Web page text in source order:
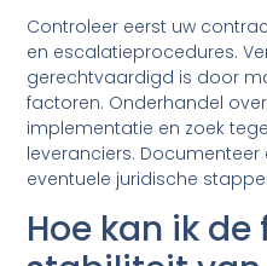
Controleer eerst uw
en escalatieprocedures.
gerechtvaardigd is door
factoren. Onderhandel
implementatie en zoek
leveranciers.
eventuele juridische
Hoe kan ik